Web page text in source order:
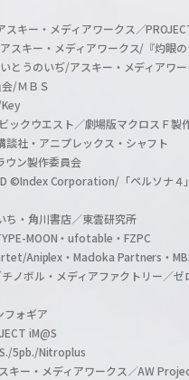
キー・メディアワークス／
スキー・メディアワークス/『灼眼
とうのいぢ/アスキー・メディアワ
/ＭＢＳ
ックウエスト／劇場版マクロスＦ製
社・アニプレックス・シャフト
ウン製作委員会
©Index Corporation/「ペルソナ４
ち・角川書店／東雲研究所
MOON・ufotable・FZPC
Aniplex・Madoka Partners・
ノボル・メディアファクトリー／ゼ
ォギア
iM@S
5pb./Nitroplus
キー・メディアワークス／AW